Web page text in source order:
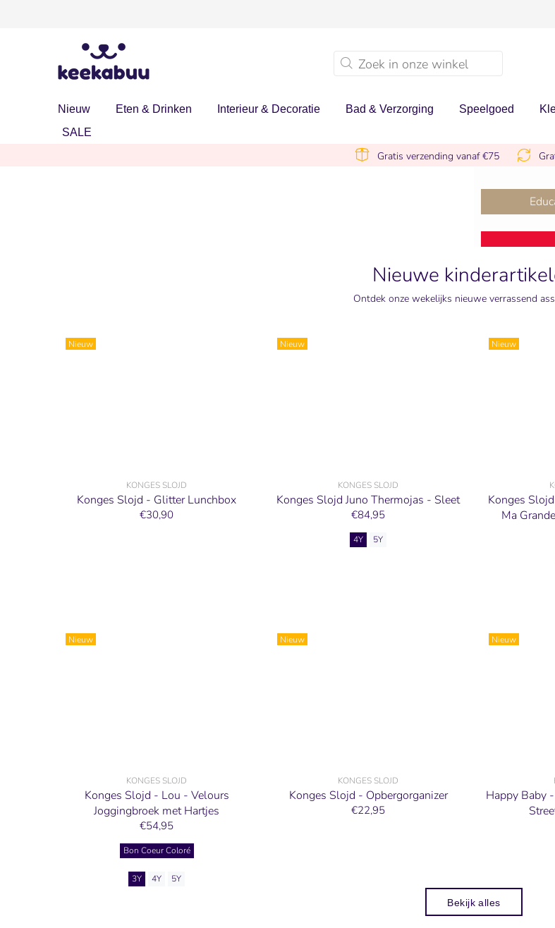
Nieuw Eten & Drinken Interieur & Decoratie Bad & Verzorging Speelgoed
SALE
Gratis verzending vanaf €75
Nieuwe
Ontdek onze wekelijks nieuwe verrassend
Nieuw
KONGES SLOJD
Konges Slojd - Glitter Lunchbox
€30,90
Nieuw
KONGES SLOJD
Konges Slojd Juno Thermojas - Sleet
€84,95
4Y 5Y
Nieuw
Konges
Ma
Nieuw
KONGES SLOJD
Konges Slojd - Lou - Velours
Joggingbroek met Hartjes
€54,95
Bon Coeur Coloré
3Y 4Y 5Y
Nieuw
KONGES SLOJD
Konges Slojd - Opbergorganizer
€22,95
Nieuw
Happy Baby
Bekijk alles